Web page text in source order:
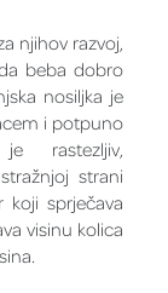
njihov razvoj,
beba dobro
nosiljka je
i potpuno
rastezljiv,
strani
koji sprječava
visinu kolica